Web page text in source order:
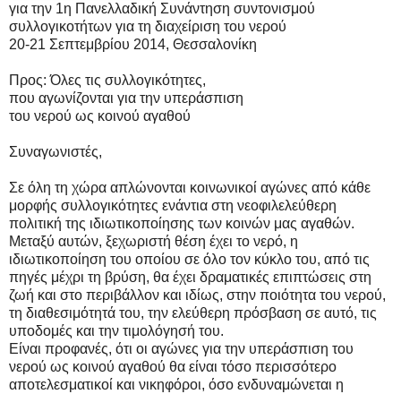
για την 1η Πανελλαδική Συνάντηση συντονισμού
συλλογικοτήτων για τη διαχείριση του νερού
20-21 Σεπτεμβρίου 2014, Θεσσαλονίκη
Προς: Όλες τις συλλογικότητες,
που αγωνίζονται για την υπεράσπιση
του νερού ως κοινού αγαθού
Συναγωνιστές,
Σε όλη τη χώρα απλώνονται κοινωνικοί αγώνες από κάθε
μορφής συλλογικότητες ενάντια στη νεοφιλελεύθερη
πολιτική της ιδιωτικοποίησης των κοινών μας αγαθών.
Μεταξύ αυτών, ξεχωριστή θέση έχει το νερό, η
ιδιωτικοποίηση του οποίου σε όλο τον κύκλο του, από τις
πηγές μέχρι τη βρύση, θα έχει δραματικές επιπτώσεις στη
ζωή και στο περιβάλλον και ιδίως, στην ποιότητα του νερού,
τη διαθεσιμότητά του, την ελεύθερη πρόσβαση σε αυτό, τις
υποδομές και την τιμολόγησή του.
Είναι προφανές, ότι οι αγώνες για την υπεράσπιση του
νερού ως κοινού αγαθού θα είναι τόσο περισσότερο
αποτελεσματικοί και νικηφόροι, όσο ενδυναμώνεται η